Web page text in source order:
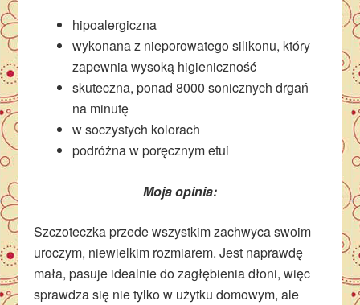
hipoalergiczna
wykonana z nieporowatego silikonu, który
zapewnia wysoką higieniczność
skuteczna, ponad 8000 sonicznych drgań
na minutę
w soczystych kolorach
podróżna w poręcznym etui
Moja opinia:
Szczoteczka przede wszystkim zachwyca swoim
uroczym, niewielkim rozmiarem. Jest naprawdę
mała, pasuje idealnie do zagłębienia dłoni, więc
sprawdza się nie tylko w użytku domowym, ale